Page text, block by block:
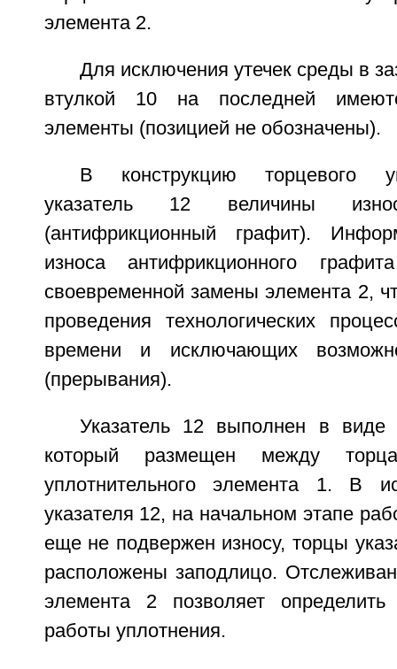
элемента 2.
Для исключения утечек среды в
втулкой 10 на последней
элементы (позицией не обозначены).
В конструкцию торцевого
указатель 12 величины
(антифрикционный графит).
износа антифрикционного
своевременной замены элемента 2,
проведения технологических
времени и исключающих
(прерывания).
Указатель 12 выполнен в виде
который размещен между
уплотнительного элемента 1. В
указателя 12, на начальном этапе
еще не подвержен износу, торцы
расположены заподлицо.
элемента 2 позволяет определить
работы уплотнения.